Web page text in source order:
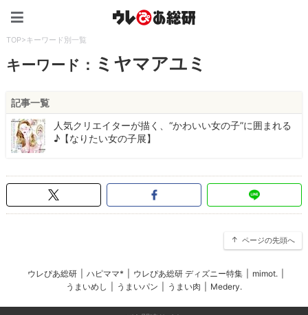
TOP>キーワード別一覧
キーワード： ミヤマアユミ
記事一覧
人気クリエイターが描く、“かわいい女の子”に囲まれる
♪【なりたい女の子展】
ページの先頭へ
ウレぴあ総研 ハピママ* ウレぴあ総研 ディズニー特集 mimot.
うまいめし
うまいパン うまい肉 Medery.